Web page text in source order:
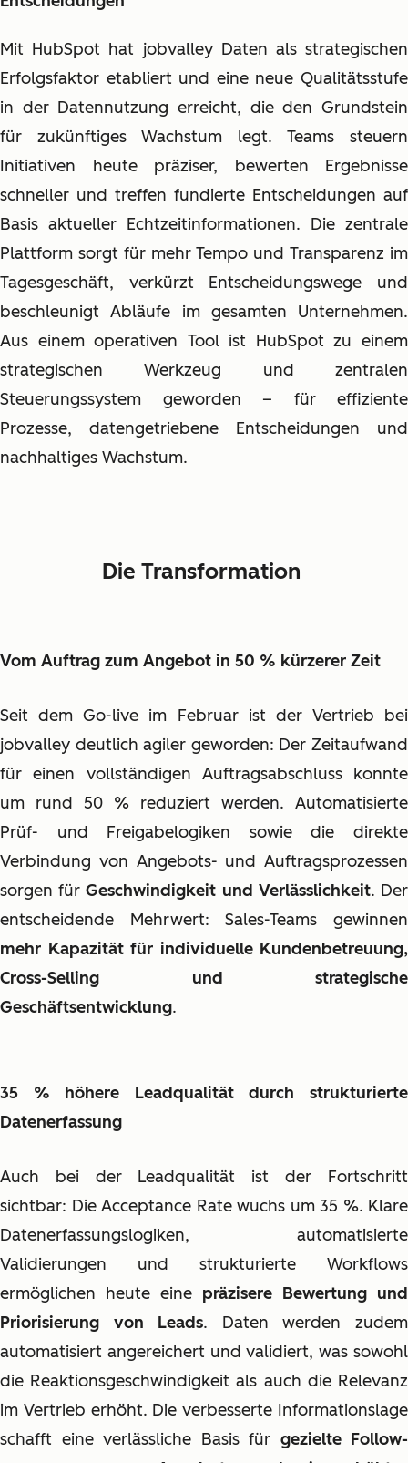
Mit HubSpot hat jobvalley Daten als strategischen
Erfolgsfaktor etabliert und eine neue Qualitätsstufe
in der Datennutzung erreicht, die den Grundstein
für zukünftiges Wachstum legt. Teams steuern
Initiativen heute präziser, bewerten Ergebnisse
schneller und treffen fundierte Entscheidungen auf
Basis aktueller Echtzeitinformationen. Die zentrale
Plattform sorgt für mehr Tempo und Transparenz im
Tagesgeschäft, verkürzt Entscheidungswege und
beschleunigt Abläufe im gesamten Unternehmen.
Aus einem operativen Tool ist HubSpot zu einem
strategischen Werkzeug und zentralen
Steuerungssystem geworden – für effiziente
Prozesse, datengetriebene Entscheidungen und
nachhaltiges Wachstum.
Die Transformation
Vom Auftrag zum Angebot in 50 % kürzerer Zeit
Seit dem Go-live im Februar ist der Vertrieb bei
jobvalley deutlich agiler geworden: Der Zeitaufwand
für einen vollständigen Auftragsabschluss konnte
um rund 50 % reduziert werden. Automatisierte
Prüf- und Freigabelogiken sowie die direkte
Verbindung von Angebots- und Auftragsprozessen
sorgen fürGeschwindigkeit und Verlässlichkeit. Der
entscheidende Mehrwert: Sales-Teams gewinnen
mehr Kapazität für individuelle Kundenbetreuung,
Cross-Selling und strategische
Geschäftsentwicklung.
35 % höhere Leadqualität durch strukturierte
Datenerfassung
Auch bei der Leadqualität ist der Fortschritt
sichtbar: Die Acceptance Rate wuchs um 35 %. Klare
Datenerfassungslogiken, automatisierte
Validierungen und strukturierte Workflows
ermöglichen heute eine präzisere Bewertung und
Priorisierung von Leads. Daten werden zudem
automatisiert angereichert und validiert, was sowohl
die Reaktionsgeschwindigkeit als auch die Relevanz
im Vertrieb erhöht. Die verbesserte Informationslage
schafft eine verlässliche Basis für gezielte Follow-